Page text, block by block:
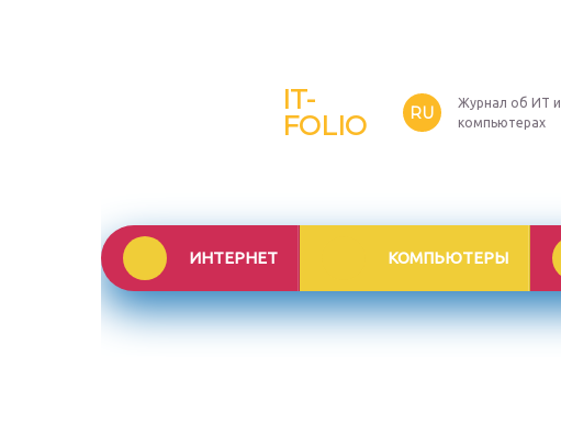
IT-
FOLIO
RU
Журнал об ИТ и
компьютерах
ИНТЕРНЕТ КОМПЬЮТЕРЫ